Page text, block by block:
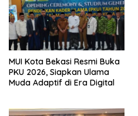
MUI Kota Bekasi Resmi Buka
PKU 2026, Siapkan Ulama
Muda Adaptif di Era Digital